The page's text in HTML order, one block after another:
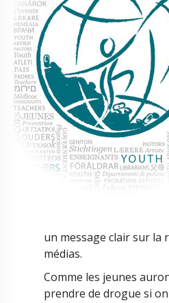
un message clair sur la
médias.
Comme les jeunes
prendre de drogue si